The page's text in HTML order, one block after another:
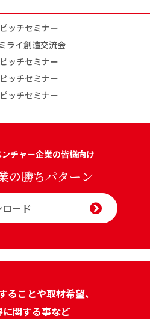
ッチセミナー
ライ創造交流会
ッチセミナー
ッチセミナー
ッチセミナー
チャー企業の皆様向け
の勝ちパターン
ード
ることや取材希望、
に関する事など